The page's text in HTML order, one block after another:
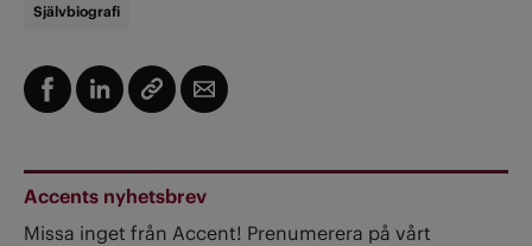
Självbiografi
Accents nyhetsbrev
Missa inget från Accent! Prenumerera på vårt